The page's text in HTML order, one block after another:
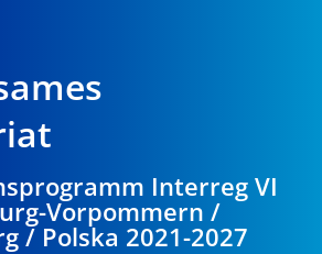
Interreg VI
Vorpommern /
/ Polska 2021-2027